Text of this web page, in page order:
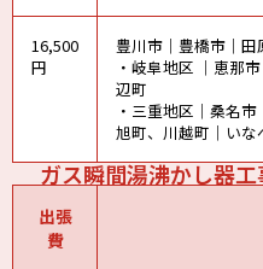
16,500
円
豊川市｜豊橋市｜田
・岐阜地区 ｜恵那
辺町
・三重地区｜桑名
旭町、川越町｜い
ガス瞬間湯沸かし器
出張
費